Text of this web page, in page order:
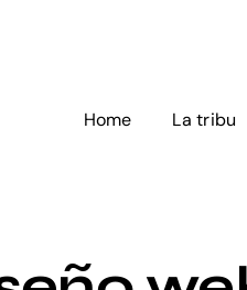
Home La tribu